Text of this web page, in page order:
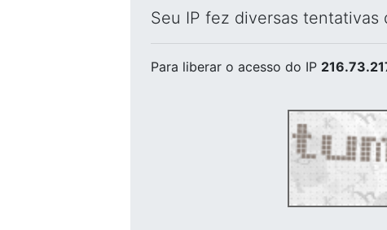
Seu IP fez diversas
Para liberar o acesso do IP